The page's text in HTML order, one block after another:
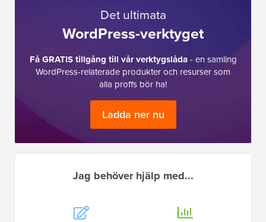
Det ultimata
WordPress-verktyget
Få GRATIS tillgång till vår verktygslåda- en samling
WordPress-relaterade produkter och resurser som
alla proffs bör ha!
Ladda ner nu
Jag behöver hjälp med...